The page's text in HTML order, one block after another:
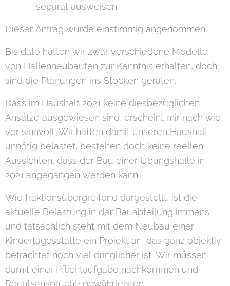
separat ausweisen.
Dieser Antrag wurde einstimmig angenommen.
Bis dato hatten wir zwar verschiedene Modelle
von Hallenneubauten zur Kenntnis erhalten, doch
sind die Planungen ins Stocken geraten.
Dass im Haushalt 2021 keine diesbezüglichen
Ansätze ausgewiesen sind, erscheint mir nach wie
vor sinnvoll. Wir hätten damit unseren Haushalt
unnötig belastet, bestehen doch keine reellen
Aussichten, dass der Bau einer Übungshalle in
2021 angegangen werden kann.
Wie fraktionsübergreifend dargestellt, ist die
aktuelle Belastung in der Bauabteilung immens
und tatsächlich steht mit dem Neubau einer
Kindertagesstätte ein Projekt an, das ganz objektiv
betrachtet noch viel dringlicher ist. Wir müssen
damit einer Pflichtaufgabe nachkommen und
Rechtsansprüche gewährleisten.